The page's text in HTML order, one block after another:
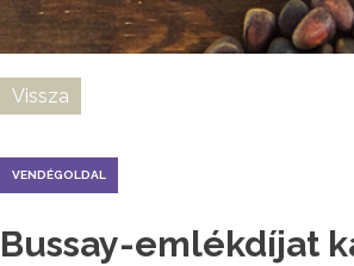
Vissza
VENDÉGOLDAL
Bussay-emlékdíjat